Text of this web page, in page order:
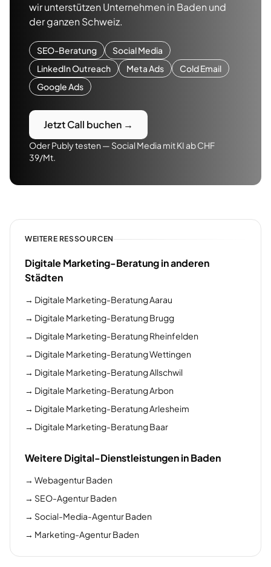
wir unterstützen Unternehmen in Baden und
der ganzen Schweiz.
SEO-Beratung
Social Media
LinkedIn Outreach
Meta Ads
Cold Email
Google Ads
Jetzt Call buchen →
Oder Publy testen — Social Media mit KI ab CHF
39/Mt.
WEITERE RESSOURCEN
Digitale Marketing-Beratung in anderen
Städten
→ Digitale Marketing-Beratung Aarau
→ Digitale Marketing-Beratung Brugg
→ Digitale Marketing-Beratung Rheinfelden
→ Digitale Marketing-Beratung Wettingen
→ Digitale Marketing-Beratung Allschwil
→ Digitale Marketing-Beratung Arbon
→ Digitale Marketing-Beratung Arlesheim
→ Digitale Marketing-Beratung Baar
Weitere Digital-Dienstleistungen in Baden
→ Webagentur Baden
→ SEO-Agentur Baden
→ Social-Media-Agentur Baden
→ Marketing-Agentur Baden